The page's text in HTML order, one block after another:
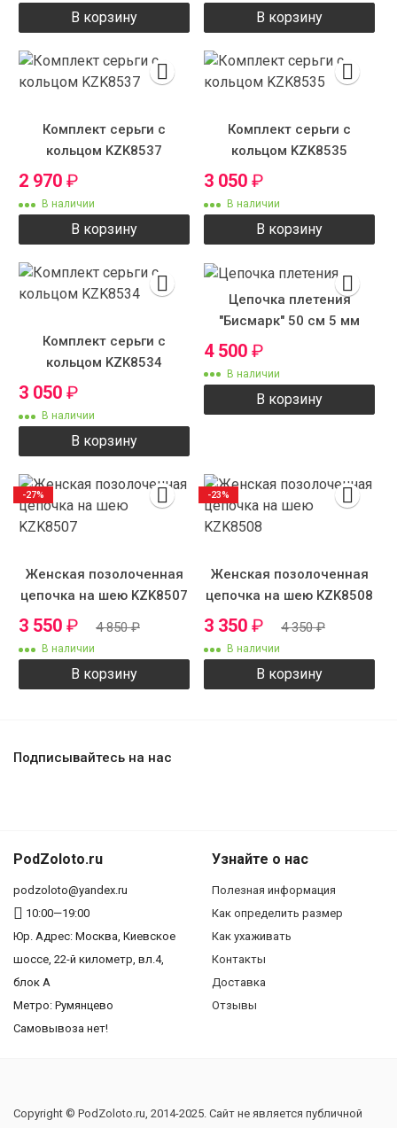
В корзину В корзину
Комплект серьги с
кольцом KZK8537
2 970 ₽
В наличии
В корзину
Комплект серьги с
кольцом KZK8535
3 050 ₽
В наличии
В корзину
Комплект серьги с
кольцом KZK8534
3 050 ₽
В наличии
В корзину
Цепочка плетения
"Бисмарк" 50 см 5 мм
4 500 ₽
В наличии
В корзину
Женская позолоченная
цепочка на шею KZK8507
3 550 ₽ 4 850₽
В наличии
В корзину
-27%
Женская позолоченная
цепочка на шею KZK8508
3 350 ₽ 4 350₽
В наличии
В корзину
-23%
Подписывайтесь на нас
PodZoloto.ru
podzoloto@yandex.ru
10:00—19:00
Юр. Адреc: Москва, Киевское
шоссе, 22-й километр, вл.4,
блок А
Метро: Румянцево
Самовывоза нет!
Узнайте о нас
Полезная информация
Как определить размер
Как ухаживать
Контакты
Доставка
Отзывы
Copyright © PodZoloto.ru, 2014-2025. Сайт не является публичной